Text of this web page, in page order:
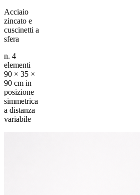
Acciaio
zincato e
cuscinetti a
sfera
n. 4
elementi
90 × 35 ×
90 cm in
posizione
simmetrica
a distanza
variabile